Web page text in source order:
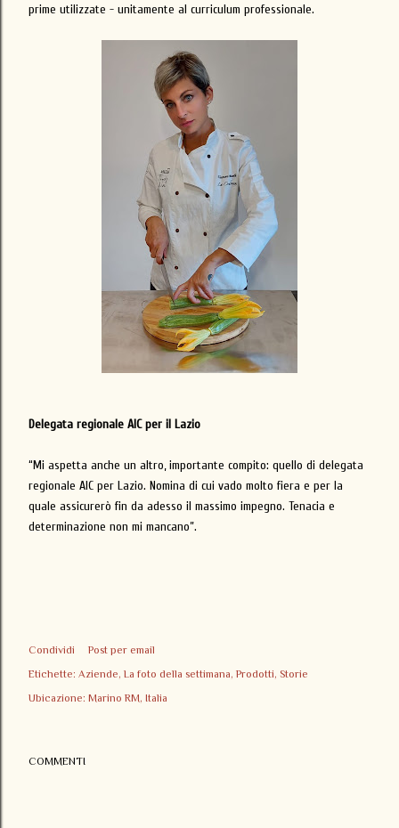
prime utilizzate - unitamente al curriculum professionale.
Delegata regionale AIC per il Lazio
“Mi aspetta anche un altro, importante compito: quello di delegata
regionale AIC per Lazio. Nomina di cui vado molto fiera e per la
quale assicurerò fin da adesso il massimo impegno. Tenacia e
determinazione non mi mancano”.
Condividi
Post per email
Etichette: Aziende La foto della settimana Prodotti Storie
Ubicazione: Marino RM, Italia
COMMENTI